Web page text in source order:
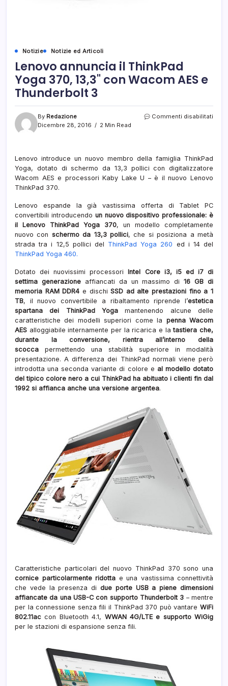
Notizie Notizie ed Articoli
Lenovo annuncia il ThinkPad
Yoga 370, 13,3" con Wacom AES e
Thunderbolt 3
By Redazione
Dicembre 28, 2016
2 Min Read
Commenti disabilitati
AES
Lenovo introduce un nuovo membro della famiglia ThinkPad
Yoga, dotato di schermo da 13,3 pollici con digitalizzatore
Wacom AES e processori Kaby Lake U – è il nuovo Lenovo
ThinkPad 370.
Lenovo espande la già vastissima offerta di Tablet PC
convertibili introducendo un nuovo dispositivo professionale: è
il Lenovo ThinkPad Yoga 370, un modello completamente
nuovo con schermo da 13,3 pollici, che si posiziona a metà
strada tra i 12,5 pollici del ThinkPad Yoga 260 ed i 14 del
ThinkPad Yoga 460.
Dotato dei nuovissimi processori Intel Core i3, i5 ed i7 di
settima generazioneaffiancati da un massimo di16 GB di
memoria RAM DDR4 e dischiSSD ad alte prestazioni fino a 1
TB, il nuovo convertibile a ribaltamento riprende l’estetica
spartana dei ThinkPad Yoga mantenendo alcune delle
caratteristiche dei modelli superiori come la penna Wacom
AES alloggiabile internamente per la ricarica e latastiera che,
durante la conversione, rientra all’interno della
scocca permettendo una stabilità superiore in modalità
presentazione. A differenza dei ThinkPad normali viene però
introdotta una seconda variante di colore e al modello dotato
del tipico colore nero a cui ThinkPad ha abituato i clienti fin dal
1992 si affianca anche una versione argentea.
Caratteristiche particolari del nuovo ThinkPad 370 sono una
cornice particolarmente ridotta e una vastissima connettività
che vede la presenza di due porte USB a piene dimensioni
affiancate da una USB-C con supporto Thunderbolt 3 – mentre
per la connessione senza fili il ThinkPad 370 può vantare WiFi
802.11ac con Bluetooth 4.1, WWAN 4G/LTE e supporto WiGig
per le stazioni di espansione senza fili.